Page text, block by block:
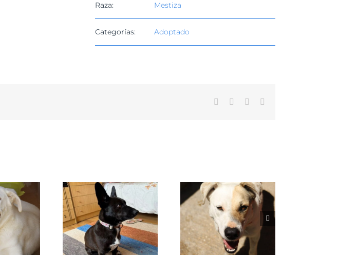
Raza: Mestiza
Categorías: Adoptado
Facebook WhatsApp
SANSA VENUS